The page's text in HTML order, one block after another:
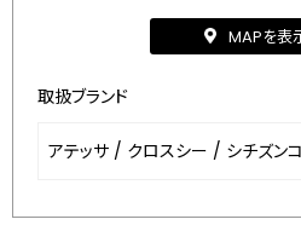
MAPを表
取扱ブランド
アテッサ / クロスシー / シチズン